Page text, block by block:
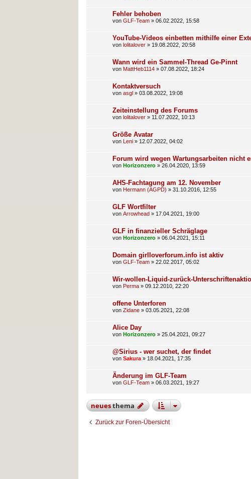
Fehler behoben
von GLF-Team » 06.02.2022, 15:58
YouTube-Videos einbetten mithilfe einer
von lolitalover » 19.08.2022, 20:58
Wann wird ein Sammel-Thread Ge-Pinnt
von MattHeb1114 » 07.08.2022, 18:24
Kontaktversuch
von asgl » 03.08.2022, 19:08
Zeiteinstellung des Forums
von lolitalover » 11.07.2022, 10:13
Größe Avatar
von Leni » 12.07.2022, 04:02
Forum wird wegen Wartungsarbeiten nicht
von Horizonzero » 26.04.2020, 13:59
AHS-Fachtagung am 12. November
von Hermann (AGPD) » 31.10.2016, 12:55
GLF Wortfilter
von Arrowhead » 17.04.2021, 19:00
GLF in finanzieller Schräglage
von Horizonzero » 06.04.2021, 15:11
Domain girlloverforum.info ist aktiv
von GLF-Team » 22.02.2017, 05:02
Wir-wollen-Liquid-zurück-
von Perma » 09.12.2010, 22:20
offene Unterforen
von Zidane » 03.05.2021, 22:08
Alice Day
von Horizonzero » 25.04.2021, 09:27
@Sirius - wer suchet, der findet
von Sakura » 18.04.2021, 17:35
Änderung im GLF-Team
von GLF-Team » 06.03.2021, 19:27
neuesthema
Zurück zur Foren-Übersicht